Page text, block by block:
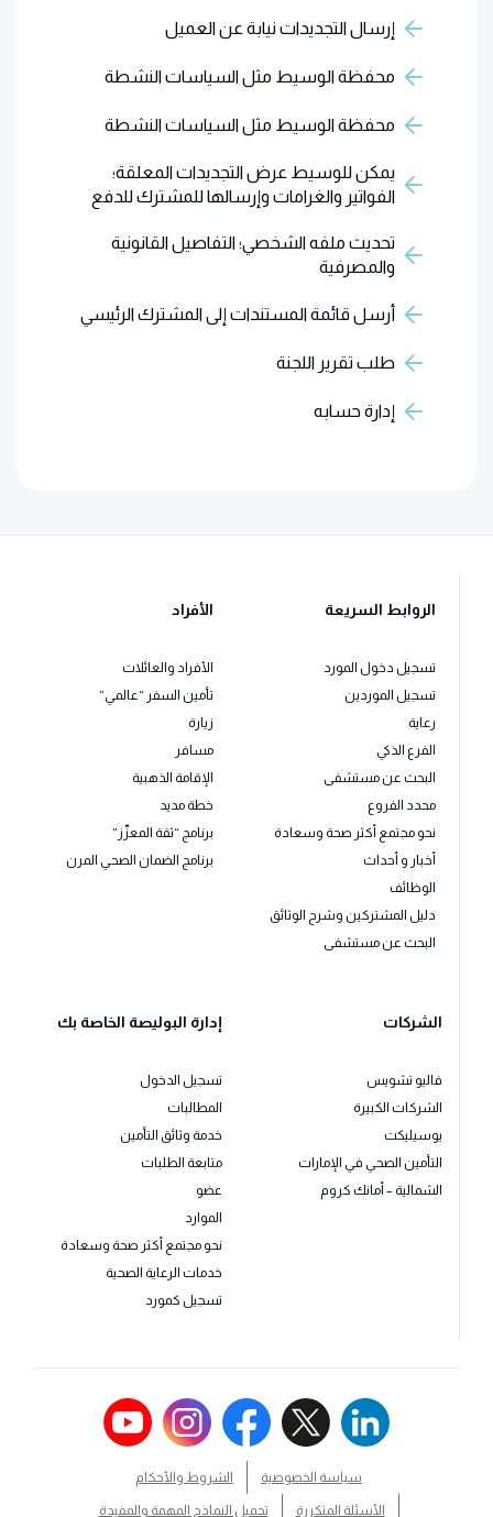
إرسال التجديدات نيابة عن العميل
محفظة الوسيط مثل السياسات النشطة
محفظة الوسيط مثل السياسات النشطة
يمكن للوسيط عرض التجديدات المعلقة؛
الفواتير والغرامات وإرسالها للمشترك للدفع
تحديث ملفه الشخصي؛ التفاصيل القانونية
والمصرفية
أرسل قائمة المستندات إلى المشترك الرئيسي
طلب تقرير اللجنة
إدارة حسابه
الروابط السريعة
تسجيل دخول المورد
تسجيل الموردين
رعاية
الفرع الذكي
البحث عن مستشفى
محدد الفروع
نحو مجتمع أكثر صحة وسعادة
أخبار و أحداث
الوظائف
دليل المشتركين وشرح الوثائق
البحث عن مستشفى
الأفراد
الأفراد والعائلات
تأمين السفر “عالمي”
زيارة
مسافر
الإقامة الذهبية
خطة مديد
برنامج “ثقة المعزّز”
برنامج الضمان الصحي المرن
الشركات
فاليو تشويس
الشركات الكبيرة
يوسيليكت
التأمين الصحي في الإمارات
الشمالية – أمانك كروم
إدارة البوليصة الخاصة بك
تسجيل الدخول
المطالبات
خدمة وثائق التأمين
متابعة الطلبات
عضو
الموارد
نحو مجتمع أكثر صحة وسعادة
خدمات الرعاية الصحية
تسجيل كمورد
سياسة الخصوصية الشروط والأحكام
الأسئلة المتكررة تحميل النماذج المهمة والمفيدة